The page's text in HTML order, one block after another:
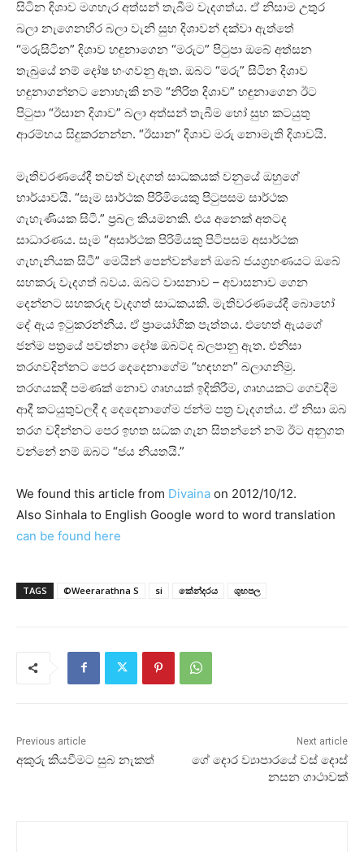
සිටින දිශාව මගහැර අත්සන් තැබීම වැදගත්ය. ඒ නිසාම උතුර
බලා නැගෙනහිර බලා වැනි සුභ දිශාවන් දක්‌වා ඇත්තේ
“මරුසිටින” දිශාව හඳුනාගෙන “මරුට” පිටුපා ඔබේ අත්සන
තැබුයේ නම් දෝෂ භංගවනු ඇත. ඔබට “මරු” සිටින දිශාව
හඳුනාගන්නට නොහැකි නම් “නිරිත දිශාව” හඳුනාගෙන ඊට
පිටුපා “ඊසාන දිශාව” බලා අත්සන් තැබීම හෝ සුභ කටයුතු
ආරම්භය සිදුකරනන්න. “ඊසාන” දිශාව මරු නොමැති දිශාවයි.
මැතිවරණයේදී තවත් වැදගත් සාධකයක්‌ වනුයේ ඔහුගේ
භාර්යාවයි. “සෑම සාර්ථක පිරිමියෙකු පිටුපසම සාර්ථක
ගැහැණියක සිටී.” ප්‍රබල කියමනකි. එය අනෙක්‌ අතටද
සාධාරණය. සෑම “අසාර්ථක පිරිමියකු පිටිපසම අසාර්ථක
ගැහැනියක සිටී” මෙයින් පෙන්වන්නේ ඔබේ ජයග්‍රහණයට ඔබේ
සහකරු වැදගත් බවය. ඔබට වාසනාව – අවාසනාව ගෙන
දෙන්නට සහකරුද වැදගත් සාධකයකි. මැතිවරණයේදී බොහෝ
දේ ඇය ඉටුකරන්නීය. ඒ ප්‍රායෝගික පැත්තය. එහෙත් ඇයගේ
ජන්ම පත්‍රයේ පවත්නා දෝෂ ඔබටද බලපානු ඇත. එනිසා
තරගවදින්නට පෙර දෙදෙනාගේම “හඳහන” බලාගනිමු.
තරගයකදී පමණක්‌ නොව ගෘහයක්‌ ඉදිකිරීම, ගෘහයකට ගෙවදීම
ආදී කටයුතුවලදී ද දෙදෙනාගේම ජන්ම පත්‍ර වැදගත්ය. ඒ නිසා ඔබ
තරග වදින්නට පෙර ඉහත සධක ගැන සිතන්නේ නම් ඊට අනුගත
වන්නේ නම් ඔබට “ජය නියතයි.”
We found this article from Divaina on 2012/10/12.
Also Sinhala to English Google word to word translation
can be found here
TAGS ©Weerarathna S si කේන්දරය ශුභපල
Previous article
අකුරු කියවීමට සුබ නැකත්
Next article
ගේ දොර ව්‍යාපාරයේ වස්‌ දොස්‌
නසන ගාථාවක්‌